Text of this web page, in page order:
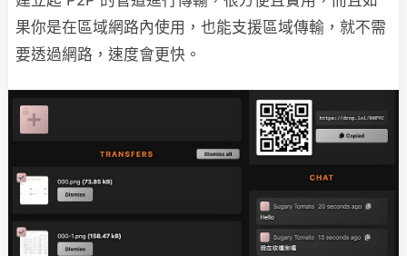
果你是在區域網路內使用，也能支援區域傳輸，就不需
要透過網路，速度會更快。